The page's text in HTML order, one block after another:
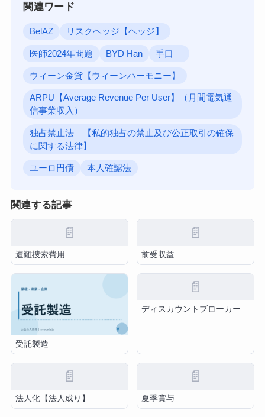
関連ワード
BelAZ リスクヘッジ【ヘッジ】
医師2024年問題 BYD Han 手口
ウィーン金貨【ウィーンハーモニー】
ARPU【Average Revenue Per User】（月間電気通
信事業収入）
独占禁止法 【私的独占の禁止及び公正取引の確保
に関する法律】
ユーロ円債 本人確認法
関連する記事
📄
遭難捜索費用
📄
前受収益
受託製造
📄
ディスカウントブローカー
📄
法人化【法人成り】
📄
夏季賞与